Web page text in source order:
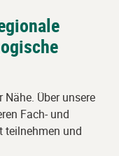
Über unsere
Fach- und
teilnehmen und